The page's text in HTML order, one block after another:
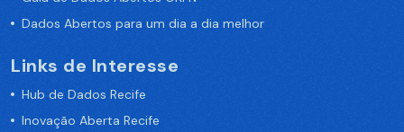
Dados Abertos para um dia a dia melhor
Links de Interesse
Hub de Dados Recife
Inovação Aberta Recife